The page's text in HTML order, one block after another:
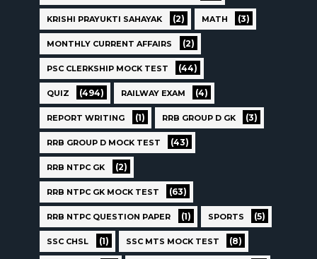
KRISHI PRAYUKTI SAHAYAK (2) MATH (3)
MONTHLY CURRENT AFFAIRS (2)
PSC CLERKSHIP MOCK TEST (44)
QUIZ (494) RAILWAY EXAM (4)
REPORT WRITING (1) RRB GROUP D GK (3)
RRB GROUP D MOCK TEST (43)
RRB NTPC GK (2)
RRB NTPC GK MOCK TEST (63)
RRB NTPC QUESTION PAPER (1) SPORTS (5)
SSC CHSL (1) SSC MTS MOCK TEST (8)